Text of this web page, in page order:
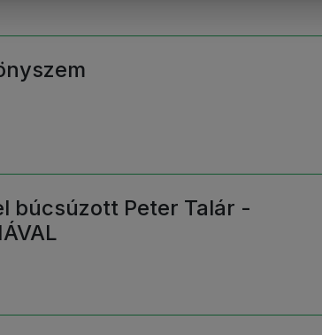
búcsúzott Peter Talár -